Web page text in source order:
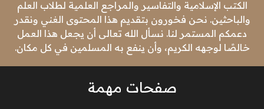
الكتب الإسلامية والتفاسير والمراجع العلمية لطلاب العلم
والباحثين. نحن فخورون بتقديم هذا المحتوى الغني ونقدر
دعمكم المستمر لنا. نسأل الله تعالى أن يجعل هذا العمل
خالصًا لوجهه الكريم، وأن ينفع به المسلمين في كل مكان.
صفحات مهمة